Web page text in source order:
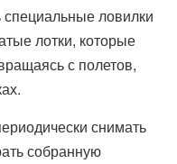
ловилки
лотки, которые
с полетов,
снимать
собранную